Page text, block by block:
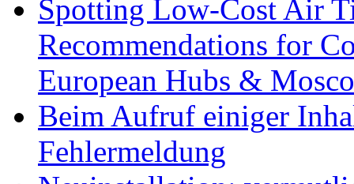
Spotting Low-Cost Air
Recommendations for
European Hubs &
Beim Aufruf einiger
Fehlermeldung